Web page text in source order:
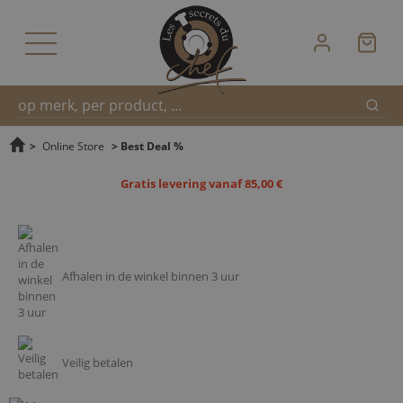
Snel
> Online Store > Best Deal %
Gratis levering vanaf 85,00 €
Afhalen in de winkel binnen 3 uur
Veilig betalen